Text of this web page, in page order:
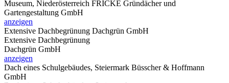
Museum, Niederösterreich FRICKE Gründächer und
Gartengestaltung GmbH
anzeigen
Extensive Dachbegrünung Dachgrün GmbH
Extensive Dachbegrünung
Dachgrün GmbH
anzeigen
Dach eines Schulgebäudes, Steiermark Büsscher & Hoffmann
GmbH